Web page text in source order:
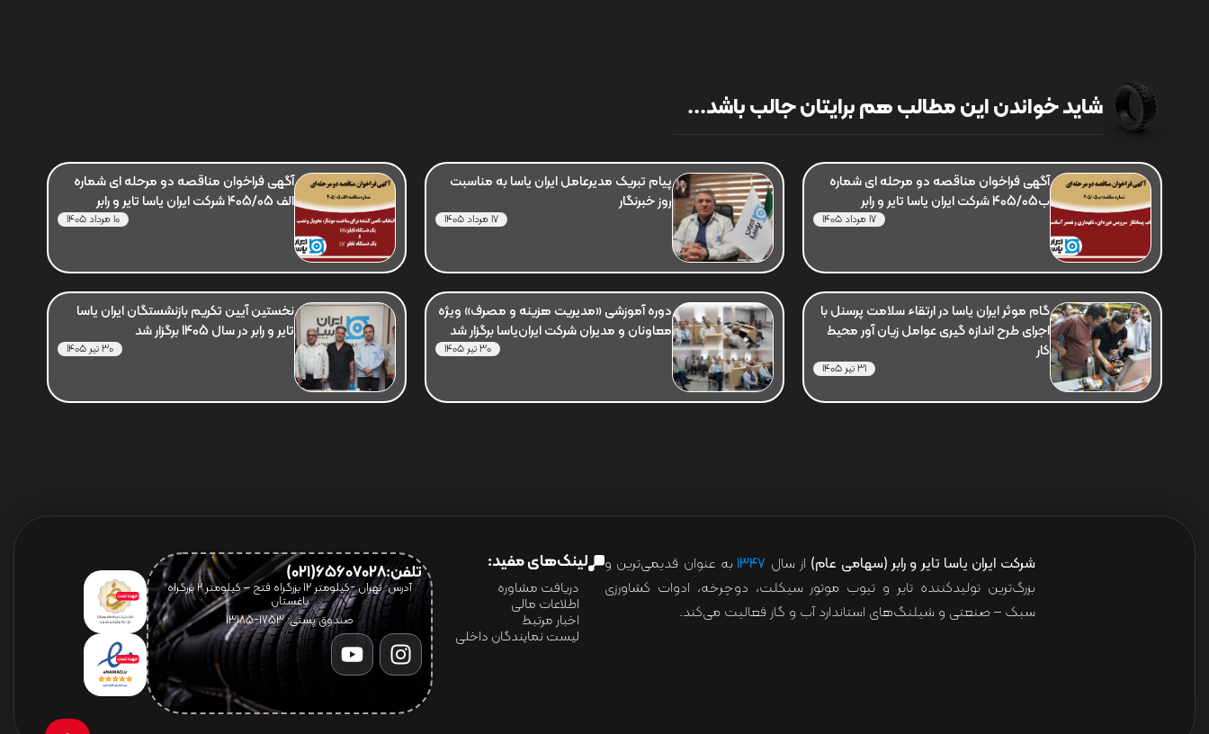
شاید خواندن این مطالب هم برایتان جالب باشد...
آگهی فراخوان مناقصه دو مرحله ای شماره
ب405/05 شرکت ایران یاسا تایر و رابر
17 مرداد 1405
پیام تبریک مدیرعامل ایران یاسا به مناسبت
روز خبرنگار
17 مرداد 1405
آگهی فراخوان مناقصه دو مرحله ای شماره
الف 405/05 شرکت ایران یاسا تایر و رابر
10 مرداد 1405
گام موثر ایران یاسا در ارتقاء سلامت پرسنل با
اجرای طرح اندازه گیری عوامل زیان آور محیط
کار
31 تیر 1405
دوره آموزشی «مدیریت هزینه و مصرف» ویژه
معاونان و مدیران شرکت ایران‌یاسا برگزار شد
30 تیر 1405
نخستین آیین تکریم بازنشستگان ایران یاسا
تایر و رابر در سال 1405 برگزار شد
30 تیر 1405
شرکت ایران یاسا تایر و رابر (سهامی عام) از سال ۱۳۴۷ به عنوان قدیمی‌ترین و
بزرگ‌ترین تولیدکننده تایر و تیوب موتور سیکلت، دوچرخه، ادوات کشاورزی
سبک – صنعتی و شیلنگ‌های استاندارد آب و گاز فعالیت می‌کند.
لینک‌های مفید:
دریافت مشاوره
اطلاعات مالی
اخبار مرتبط
لیست نمایندگان داخلی
تلفن:65607028(021)
آدرس: تهران -کیلومتر 12 بزرگراه فتح – کیلومتر ۲ بزرگراه
باغستان
صندوق پستی: 1753-13185